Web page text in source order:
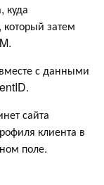
куда
затем
с данными
сайта
клиента в
поле.